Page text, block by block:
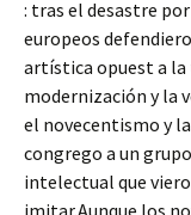
: tras el desastre
europeos
artística opuest a la
modernización y la
el novecentismo y
congrego a un
intelectual que
imitar.Aunque los